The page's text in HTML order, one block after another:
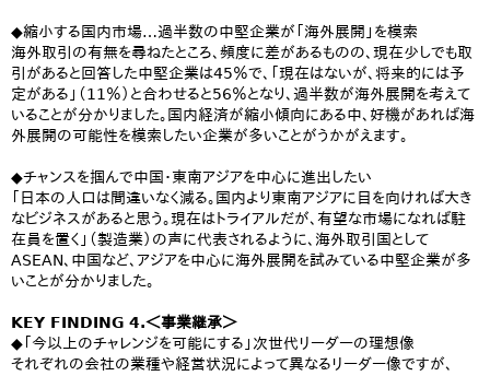
◆縮小する国内市場…過半数の中堅企業が「海外展開」を模索
海外取引の有無を尋ねたところ、頻度に差があるものの、現在少しでも取
引があると回答した中堅企業は45％で、「現在はないが、将来的には予
定がある」（11％）と合わせると56％となり、過半数が海外展開を考えて
いることが分かりました。国内経済が縮小傾向にある中、好機があれば海
外展開の可能性を模索したい企業が多いことがうかがえます。
◆チャンスを掴んで中国・東南アジアを中心に進出したい
「日本の人口は間違いなく減る。国内より東南アジアに目を向ければ大き
なビジネスがあると思う。現在はトライアルだが、有望な市場になれば駐
在員を置く」（製造業）の声に代表されるように、海外取引国として
ASEAN、中国など、アジアを中心に海外展開を試みている中堅企業が多
いことが分かりました。
KEY FINDING 4.＜事業継承＞
◆「今以上のチャレンジを可能にする」次世代リーダーの理想像
それぞれの会社の業種や経営状況によって異なるリーダー像ですが、